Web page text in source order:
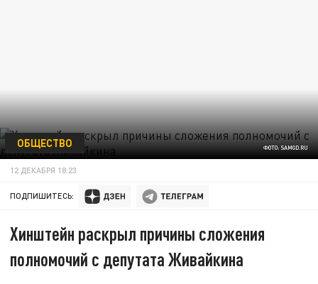
ФОТО: SAMGD.RU
ОБЩЕСТВО
12 ДЕКАБРЯ 18:23
ПОДПИШИТЕСЬ:
Хинштейн раскрыл причины сложения
полномочий с депутата Живайкина